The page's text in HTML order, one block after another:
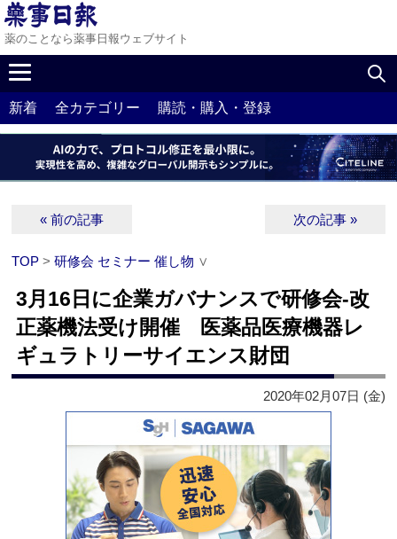
薬のことなら薬事日報ウェブサイト
新着 全カテゴリー 購読・購入・登録
« 前の記事 次の記事 »
TOP >研修会 セミナー 催し物 ∨
3月16日に企業ガバナンスで研修会‐改
正薬機法受け開催 医薬品医療機器レ
ギュラトリーサイエンス財団
2020年02月07日 (金)